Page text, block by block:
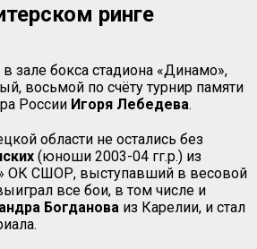
ринге
зале бокса стадиона «Динамо»,
восьмой по счёту турнир памяти
России Игоря Лебедева.
области не остались без
(юноши 2003-04 гг.р.) из
ОК СШОР, выступавший в весовой
все бои, в том числе и
Богданова из Карелии, и стал